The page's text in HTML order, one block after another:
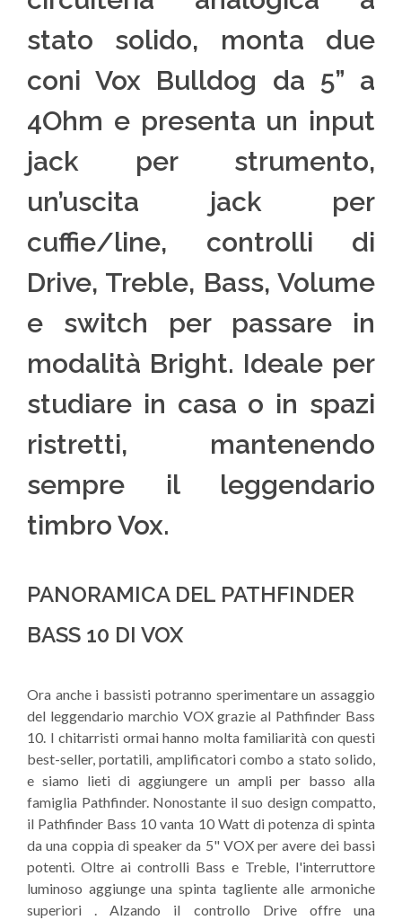
stato solido, monta due
coni Vox Bulldog da 5” a
4Ohm e presenta un input
jack per strumento,
un’uscita jack per
cuffie/line, controlli di
Drive, Treble, Bass, Volume
e switch per passare in
modalità Bright. Ideale per
studiare in casa o in spazi
ristretti, mantenendo
sempre il leggendario
timbro Vox.
PANORAMICA DEL PATHFINDER
BASS 10 DI VOX
Ora anche i bassisti potranno sperimentare un assaggio
del leggendario marchio VOX grazie al Pathfinder Bass
10. I chitarristi ormai hanno molta familiarità con questi
best-seller, portatili, amplificatori combo a stato solido,
e siamo lieti di aggiungere un ampli per basso alla
famiglia Pathfinder. Nonostante il suo design compatto,
il Pathfinder Bass 10 vanta 10 Watt di potenza di spinta
da una coppia di speaker da 5" VOX per avere dei bassi
potenti. Oltre ai controlli Bass e Treble, l'interruttore
luminoso aggiunge una spinta tagliente alle armoniche
superiori . Alzando il controllo Drive offre una